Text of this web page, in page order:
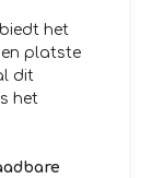
het
platste
dit
het